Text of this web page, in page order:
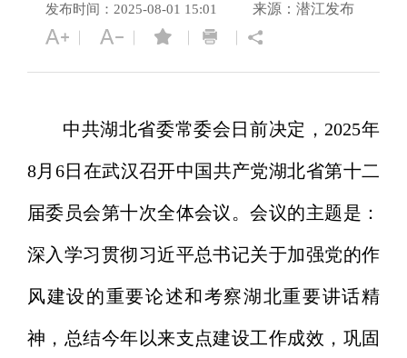
发布时间：2025-08-01 15:01 来源：潜江发布
中共湖北省委常委会日前决定，2025年
8月6日在武汉召开中国共产党湖北省第十二
届委员会第十次全体会议。会议的主题是：
深入学习贯彻习近平总书记关于加强党的作
风建设的重要论述和考察湖北重要讲话精
神，总结今年以来支点建设工作成效，巩固